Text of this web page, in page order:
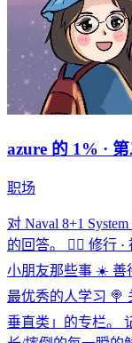
azure 的 1% ·
职场
对 Naval 8+1
的回答。 🧘‍♀️ 修行
小朋友那些事 ☀️ 善
最优秀的人学习 🍭
垂直类」的专栏。